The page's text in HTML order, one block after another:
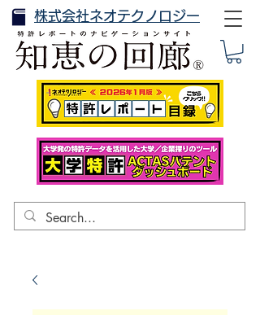
株式会社ネオテクノロジー